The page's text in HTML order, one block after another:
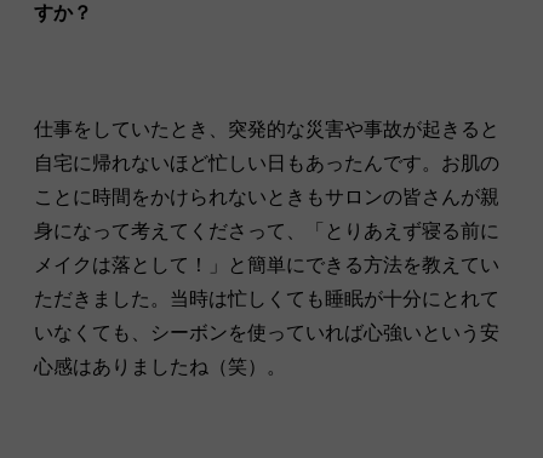
すか？
仕事をしていたとき、 突発的な災害や事故が起きると
自宅に帰れないほど忙しい日もあったんです。お肌の
ことに時間をかけられないときもサロンの皆さんが親
身になって考えてくださって、「とりあえず寝る前に
メイクは落として！」と簡単にできる方法を教えてい
ただきました。当時は忙しくても睡眠が十分にとれて
いなくても、シーボンを使っていれば心強いという安
心感はありましたね（笑）。